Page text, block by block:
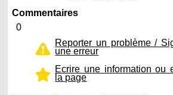
Commentaires
0
Reporter un problème /
une erreur
Ecrire une information ou
la page